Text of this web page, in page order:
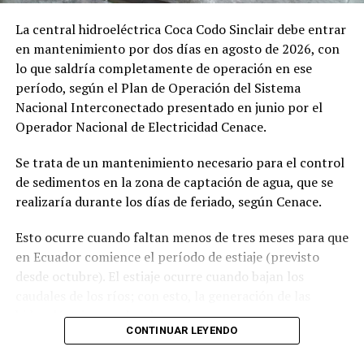
DISPONE:
1.- Aceptar a trámite la solicitud de Autorización de Uso
y/o Aprovechamiento de Agua paraMINERÍA, por
haberse emitido el Certificado de Disponibilidad de Agua
(CDA), en cumplimiento con el artículo 23 de la Ley
del Agua, y en concordancia con el artículo 107 del
Reglamento General de Aplicación a la Ley. Por lo
expuesto, se dispone el cumplimiento de las siguientes
2.- Notifíquese a los señores:
JAIME ELICIO PILLACELA MALLA
La central hidroeléctrica Coca Codo Sinclair debe entrar
en mantenimiento por dos días en agosto de 2026, con
lo que saldría completamente de operación en ese
período, según el Plan de Operación del Sistema
Nacional Interconectado presentado en junio por el
Operador Nacional de Electricidad Cenace.
Se trata de un mantenimiento necesario para el control
de sedimentos en la zona de captación de agua, que se
realizaría durante los días de feriado, según Cenace.
Esto ocurre cuando faltan menos de tres meses para que
en Ecuador comience el período de estiaje (previsto
desde octubre). El estiaje ocurre cuando bajan los
hidroeléctricas se desploma.
Este mantenimiento es importante para el sistema
CONTINUAR LEYENDO